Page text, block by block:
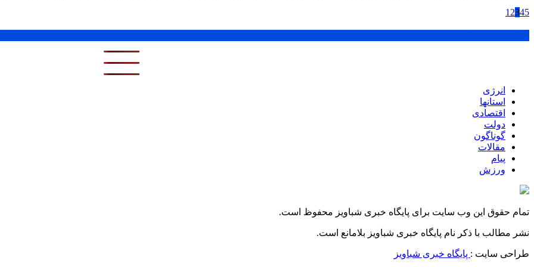
1 2345
انرژی
استانها
اقتصادی
دولت
گوناگون
مقالات
پیام
ورزش
تمام حقوق این وب سایت برای پایگاه خبری شباویز محفوظ است.
نشر مطالب با ذکر نام پایگاه خبری شباویز بلامانع است.
طراحی سایت : پایگاه خبری شباویز